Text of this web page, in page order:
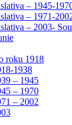
– 1945-
– 1971-
– 2003-
roku 1918
1938
– 1945
– 1970
– 2002